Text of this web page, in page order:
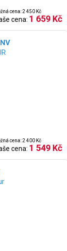
cena: 2 450 Kč
cena: 1 659 Kč
cena: 2 400 Kč
cena: 1 549 Kč